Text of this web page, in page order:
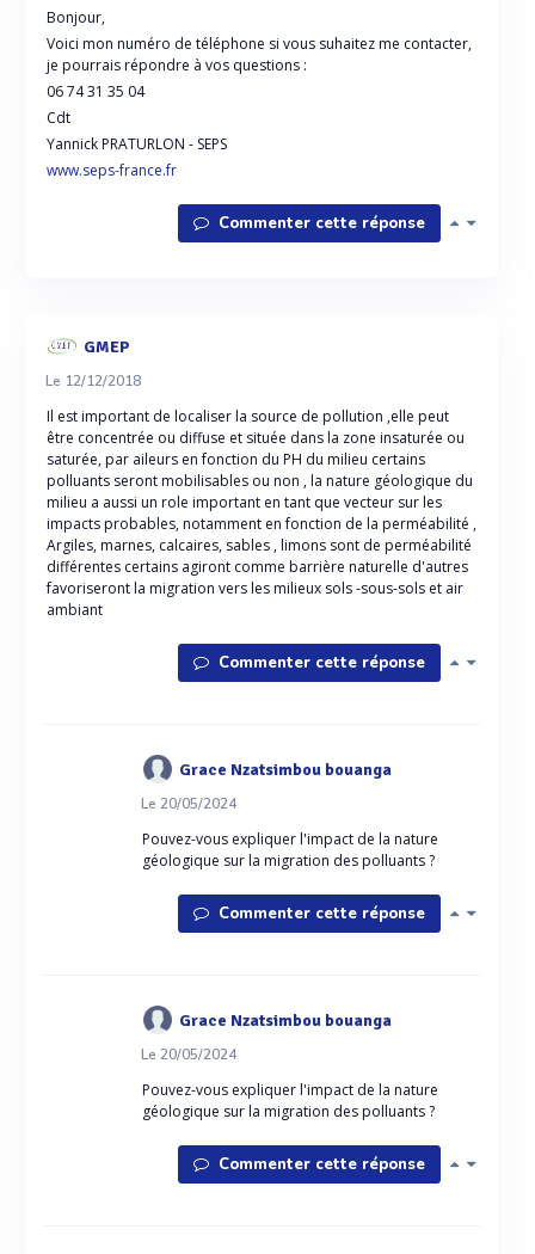
Bonjour,
Voici mon numéro de téléphone si vous suhaitez me contacter,
je pourrais répondre à vos questions :
06 74 31 35 04
Cdt
Yannick PRATURLON - SEPS
www.seps-france.fr
Commenter cette réponse
GMEP
Le 12/12/2018
Il est important de localiser la source de pollution ,elle peut
être concentrée ou diffuse et située dans la zone insaturée ou
saturée, par aileurs en fonction du PH du milieu certains
polluants seront mobilisables ou non , la nature géologique du
milieu a aussi un role important en tant que vecteur sur les
impacts probables, notamment en fonction de la perméabilité ,
Argiles, marnes, calcaires, sables , limons sont de perméabilité
différentes certains agiront comme barrière naturelle d'autres
favoriseront la migration vers les milieux sols -sous-sols et air
ambiant
Commenter cette réponse
Grace Nzatsimbou bouanga
Le 20/05/2024
Pouvez-vous expliquer l'impact de la nature
géologique sur la migration des polluants ?
Commenter cette réponse
Grace Nzatsimbou bouanga
Le 20/05/2024
Pouvez-vous expliquer l'impact de la nature
géologique sur la migration des polluants ?
Commenter cette réponse